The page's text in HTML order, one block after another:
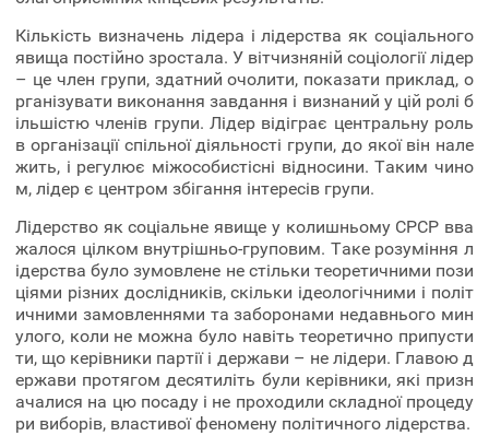
Кількість визначень лідера і лідерства як соціального
явища постійно зростала. У вітчизняній соціології лідер
– це член групи, здатний очолити, показати приклад, о
рганізувати виконання завдання і визнаний у цій ролі б
ільшістю членів групи. Лідер відіграє центральну роль
в організації спільної діяльності групи, до якої він нале
жить, і регулює міжособистісні відносини. Таким чино
м, лідер є центром збігання інтересів групи.
Лідерство як соціальне явище у колишньому СРСР вва
жалося цілком внутрішньо-груповим. Таке розуміння л
ідерства було зумовлене не стільки теоретичними пози
ціями різних дослідників, скільки ідеологічними і політ
ичними замовленнями та заборонами недавнього мин
улого, коли не можна було навіть теоретично припусти
ти, що керівники партії і держави – не лідери. Главою д
ержави протягом десятиліть були керівники, які призн
ачалися на цю посаду і не проходили складної процеду
ри виборів, властивої феномену політичного лідерства.